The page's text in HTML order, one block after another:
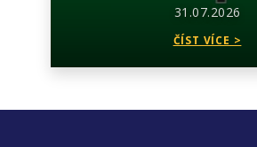
31.07.2026
ČÍST VÍCE >